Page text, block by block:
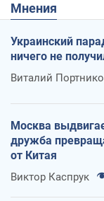
Мнения
Украинский
ничего не
Виталий
Москва
дружба
от Китая
Виктор Каспрук